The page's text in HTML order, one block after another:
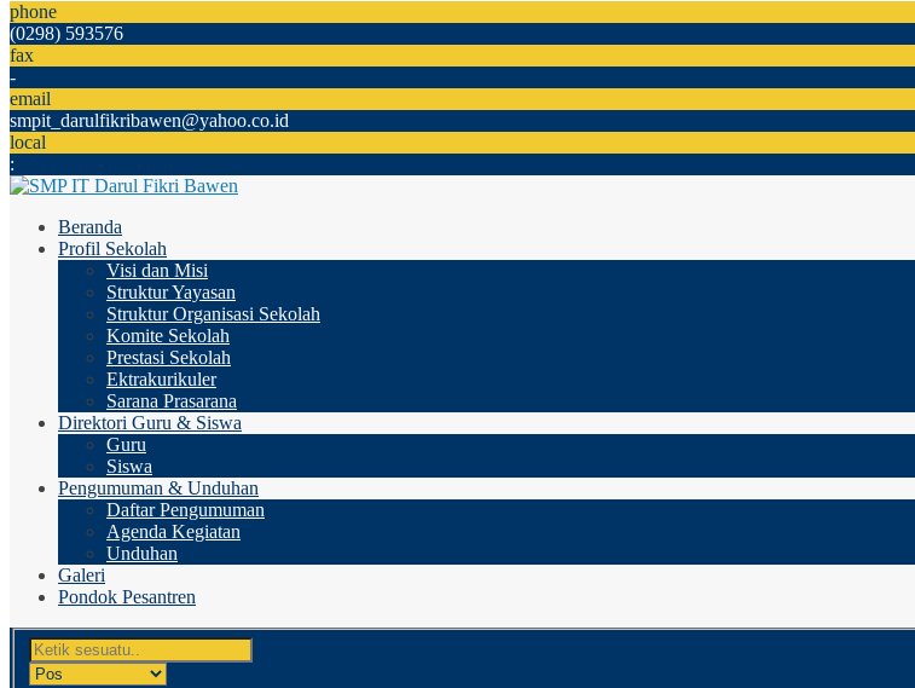
phone
(0298) 593576
fax
-
email
smpit_darulfikribawen@yahoo.co.id
local
:
Beranda
Profil Sekolah
Visi dan Misi
Struktur Yayasan
Struktur Organisasi Sekolah
Komite Sekolah
Prestasi Sekolah
Ektrakurikuler
Sarana Prasarana
Direktori Guru & Siswa
Guru
Siswa
Pengumuman & Unduhan
Daftar Pengumuman
Agenda Kegiatan
Unduhan
Galeri
Pondok Pesantren